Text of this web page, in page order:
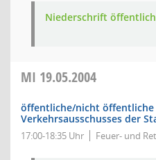
Niederschrift öffentlich
MI 19.05.2004
öffentliche/nicht öffentliche
Verkehrsausschusses der
17:00-18:35 Uhr Feuer- und